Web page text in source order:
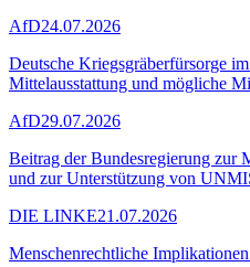
AfD24.07.2026
Deutsche Kriegsgräberfürsorge
Mittelausstattung und mögliche
AfD29.07.2026
Beitrag der Bundesregierung zur
und zur Unterstützung von
DIE LINKE21.07.2026
Menschenrechtliche